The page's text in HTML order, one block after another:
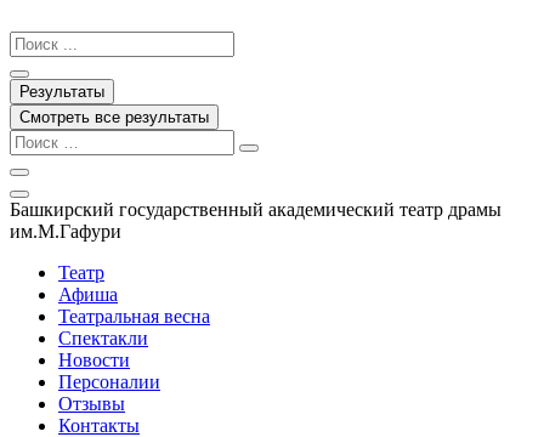
к
содержимому
Search
...
Результаты
Смотреть все результаты
Башкирский государственный академический театр драмы
им.М.Гафури
Театр
Афиша
Театральная весна
Спектакли
Новости
Персоналии
Отзывы
Контакты